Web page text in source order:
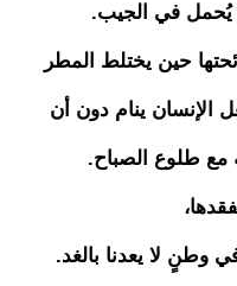
يُحمل في الجيب.
حين يختلط المطر
الإنسان ينام دون أن
مع طلوع الصباح.
وطنٍ لا يعدنا بالغد.